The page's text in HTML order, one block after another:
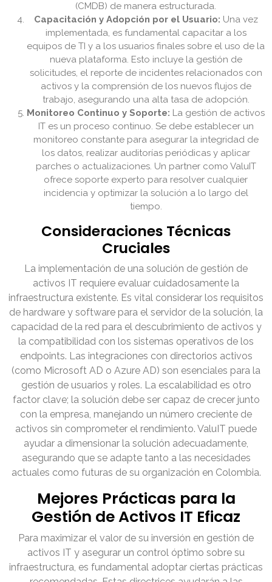
(CMDB) de manera estructurada.
Capacitación y Adopción por el Usuario: Una vez
implementada, es fundamental capacitar a los
equipos de TI y a los usuarios finales sobre el uso de la
nueva plataforma. Esto incluye la gestión de
solicitudes, el reporte de incidentes relacionados con
activos y la comprensión de los nuevos flujos de
trabajo, asegurando una alta tasa de adopción.
Monitoreo Continuo y Soporte: La gestión de activos
IT es un proceso continuo. Se debe establecer un
monitoreo constante para asegurar la integridad de
los datos, realizar auditorías periódicas y aplicar
parches o actualizaciones. Un partner como ValuIT
ofrece soporte experto para resolver cualquier
incidencia y optimizar la solución a lo largo del
tiempo.
Consideraciones Técnicas
Cruciales
La implementación de una solución de gestión de
activos IT requiere evaluar cuidadosamente la
infraestructura existente. Es vital considerar los requisitos
de hardware y software para el servidor de la solución, la
capacidad de la red para el descubrimiento de activos y
la compatibilidad con los sistemas operativos de los
endpoints. Las integraciones con directorios activos
(como Microsoft AD o Azure AD) son esenciales para la
gestión de usuarios y roles. La escalabilidad es otro
factor clave; la solución debe ser capaz de crecer junto
con la empresa, manejando un número creciente de
activos sin comprometer el rendimiento. ValuIT puede
ayudar a dimensionar la solución adecuadamente,
asegurando que se adapte tanto a las necesidades
actuales como futuras de su organización en Colombia.
Mejores Prácticas para la
Gestión de Activos IT Eficaz
Para maximizar el valor de su inversión en gestión de
activos IT y asegurar un control óptimo sobre su
infraestructura, es fundamental adoptar ciertas prácticas